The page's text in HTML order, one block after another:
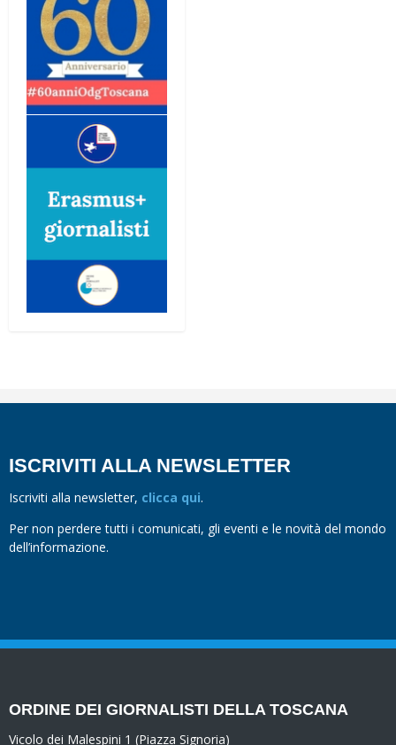
ISCRIVITI ALLA NEWSLETTER
Iscriviti alla newsletter, clicca qui.
Per non perdere tutti i comunicati, gli eventi e le novità del mondo
dell’informazione.
ORDINE DEI GIORNALISTI DELLA TOSCANA
Vicolo dei Malespini 1 (Piazza Signoria)